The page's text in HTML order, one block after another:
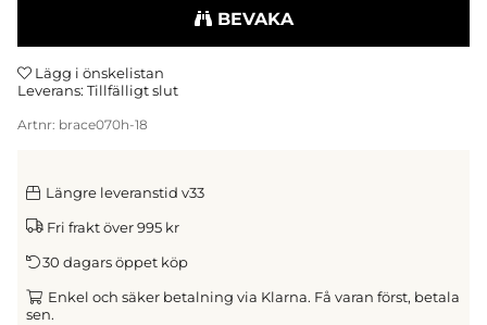
BEVAKA
Lägg i önskelistan
Leverans: Tillfälligt slut
Artnr: brace070h-18
Längre leveranstid v33
Fri frakt över 995 kr
30 dagars öppet köp
Enkel och säker betalning via Klarna. Få varan först, betala
sen.